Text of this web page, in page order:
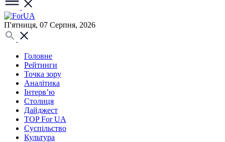
П'ятниця, 07 Серпня, 2026
Головне
Рейтинги
Точка зору
Аналітика
Інтерв’ю
Столиця
Дайджест
TOP For UA
Суспiльство
Культура